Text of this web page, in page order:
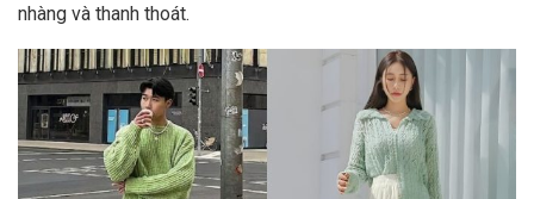
nhàng và thanh thoát.